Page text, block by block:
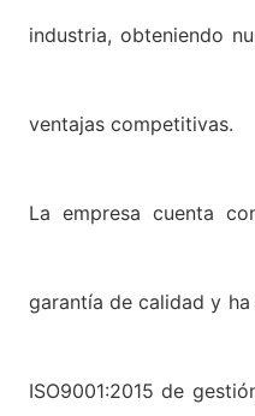
industria, obteniendo
ventajas competitivas.
La empresa cuenta
garantía de calidad y
ISO9001:2015 de